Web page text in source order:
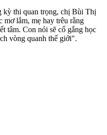
kỳ thi quan trọng, chị Bùi Thị
lắm, mẹ hay trêu rằng
tâm. Con nói sẽ cố gắng học
vòng quanh thế giới".